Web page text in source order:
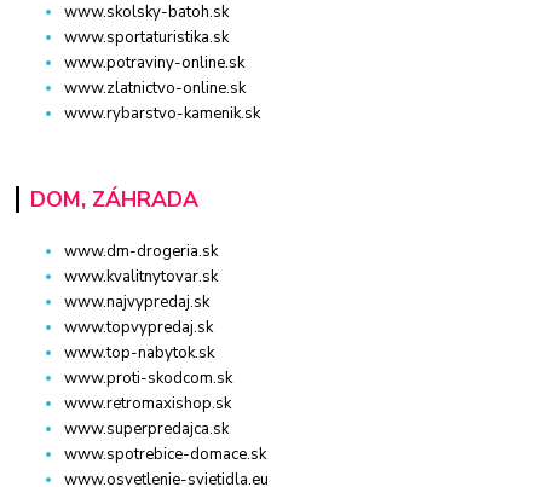
www.skolsky-batoh.sk
www.sportaturistika.sk
www.potraviny-online.sk
www.zlatnictvo-online.sk
www.rybarstvo-kamenik.sk
DOM, ZÁHRADA
www.dm-drogeria.sk
www.kvalitnytovar.sk
www.najvypredaj.sk
www.topvypredaj.sk
www.top-nabytok.sk
www.proti-skodcom.sk
www.retromaxishop.sk
www.superpredajca.sk
www.spotrebice-domace.sk
www.osvetlenie-svietidla.eu